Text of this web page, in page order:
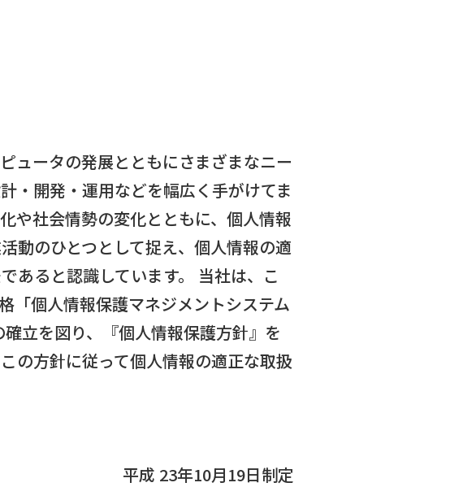
ュータの発展とともにさまざまなニー
・開発・運用などを幅広く手がけてま
や社会情勢の変化とともに、個人情報
動のひとつとして捉え、個人情報の適
あると認識しています。 当社は、こ
「個人情報保護マネジメントシステム
立を図り、『個人情報保護方針』を
の方針に従って個人情報の適正な取扱
平成 23年10月19日制定